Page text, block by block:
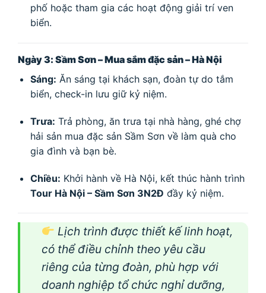
phố hoặc tham gia các hoạt động giải trí ven
biển.
Ngày 3: Sầm Sơn – Mua sắm đặc sản – Hà Nội
Sáng: Ăn sáng tại khách sạn, đoàn tự do tắm
biển, check-in lưu giữ kỷ niệm.
Trưa: Trả phòng, ăn trưa tại nhà hàng, ghé chợ
hải sản mua đặc sản Sầm Sơn về làm quà cho
gia đình và bạn bè.
Chiều: Khởi hành về Hà Nội, kết thúc hành trình
Tour Hà Nội – Sầm Sơn 3N2Đ đầy kỷ niệm.
Lịch trình được thiết kế linh hoạt,
có thể điều chỉnh theo yêu cầu
riêng của từng đoàn, phù hợp với
doanh nghiệp tổ chức nghỉ dưỡng,